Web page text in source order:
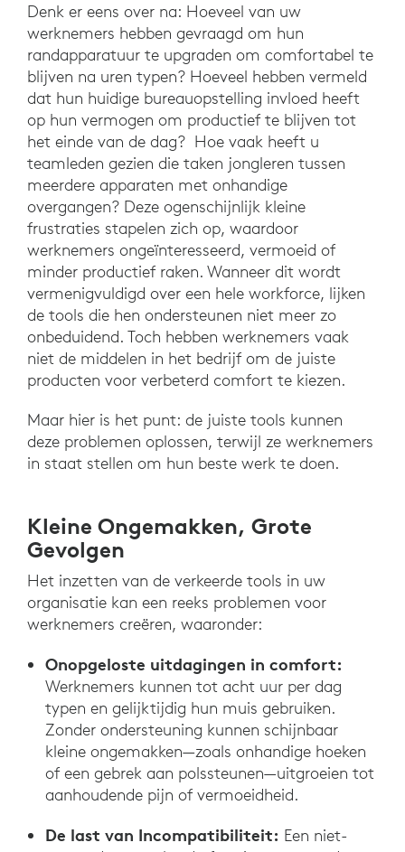
Denk er eens over na: Hoeveel van uw
werknemers hebben gevraagd om hun
randapparatuur te upgraden om comfortabel te
blijven na uren typen? Hoeveel hebben vermeld
dat hun huidige bureauopstelling invloed heeft
op hun vermogen om productief te blijven tot
het einde van de dag? Hoe vaak heeft u
teamleden gezien die taken jongleren tussen
meerdere apparaten met onhandige
overgangen? Deze ogenschijnlijk kleine
frustraties stapelen zich op, waardoor
werknemers ongeïnteresseerd, vermoeid of
minder productief raken. Wanneer dit wordt
vermenigvuldigd over een hele workforce, lijken
de tools die hen ondersteunen niet meer zo
onbeduidend. Toch hebben werknemers vaak
niet de middelen in het bedrijf om de juiste
producten voor verbeterd comfort te kiezen.
Maar hier is het punt: de juiste tools kunnen
deze problemen oplossen, terwijl ze werknemers
in staat stellen om hun beste werk te doen.
Kleine Ongemakken, Grote
Gevolgen
Het inzetten van de verkeerde tools in uw
organisatie kan een reeks problemen voor
werknemers creëren, waaronder:
Onopgeloste uitdagingen in comfort:
Werknemers kunnen tot acht uur per dag
typen en gelijktijdig hun muis gebruiken.
Zonder ondersteuning kunnen schijnbaar
kleine ongemakken—zoals onhandige hoeken
of een gebrek aan polssteunen—uitgroeien tot
aanhoudende pijn of vermoeidheid.
De last van Incompatibiliteit: Een niet-